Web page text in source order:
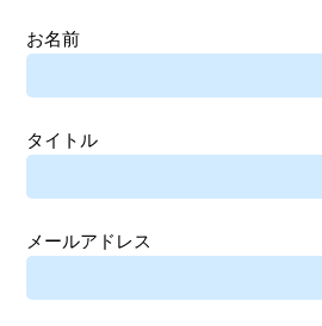
お名前
タイトル
メールアドレス